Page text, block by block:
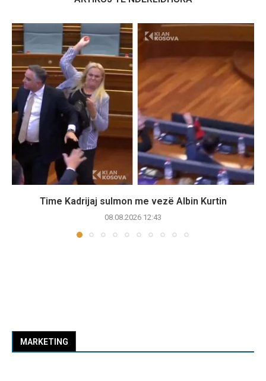
Time Kadrijaj sulmon me vezë Albin Kurtin
08.08.2026 12:43
MARKETING